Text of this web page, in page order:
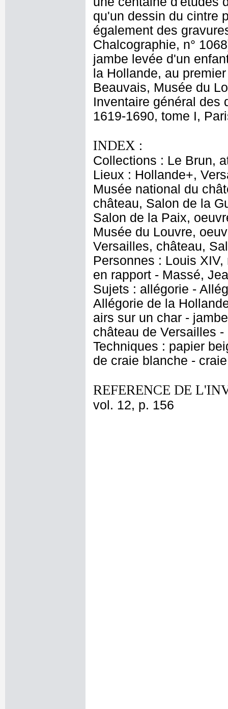
qu'un dessin du cintre
également des
Chalcographie, n°
jambe levée d'un
la Hollande, au
Beauvais, Musée du
Inventaire général des
1619-1690, tome I,
INDEX :
Collections : Le Brun,
Lieux : Hollande+,
Musée national du
château, Salon de la
Salon de la Paix,
Musée du Louvre,
Versailles, château,
Personnes : Louis
en rapport - Massé,
Sujets : allégorie -
Allégorie de la
airs sur un char -
château de Versailles
Techniques : papier
de craie blanche -
REFERENCE DE
vol. 12, p. 156